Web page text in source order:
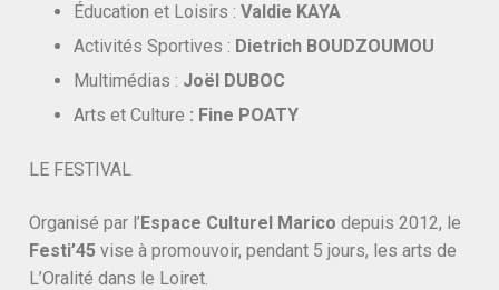
Éducation et Loisirs : Valdie KAYA
Activités Sportives : Dietrich BOUDZOUMOU
Multimédias : Joël DUBOC
Arts et Culture : Fine POATY
LE FESTIVAL
Organisé par l’Espace Culturel Marico depuis 2012, le
Festi’45 vise à promouvoir, pendant 5 jours, les arts de
L’Oralité dans le Loiret.